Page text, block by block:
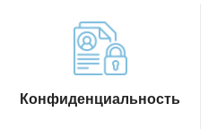
Конфиденциальность